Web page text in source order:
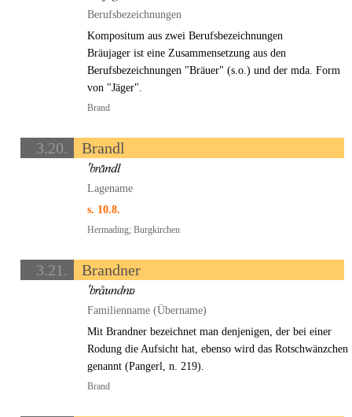
Berufsbezeichnungen
Kompositum aus zwei Berufsbezeichnungen
Bräujager ist eine Zusammensetzung aus den
Berufsbezeichnungen "Bräuer" (s.o.) und der mda. Form
von "Jäger".
Brand
3.20. Brandl
Lagename
s. 10.8.
Hermading; Burgkirchen
3.21. Brandner
Familienname (Übername)
Mit Brandner bezeichnet man denjenigen, der bei einer
Rodung die Aufsicht hat, ebenso wird das Rotschwänzchen
genannt (Pangerl, n. 219).
Brand